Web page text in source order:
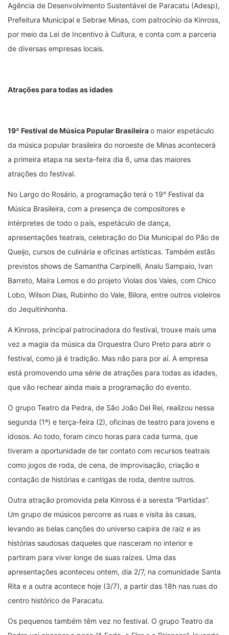
Agência de Desenvolvimento Sustentável de Paracatu (Adesp),
Prefeitura Municipal e Sebrae Minas, com patrocínio da Kinross,
por meio da Lei de Incentivo à Cultura, e conta com a parceria
de diversas empresas locais.
Atrações para todas as idades
19º Festival de Música Popular Brasileirao maior espetáculo
da música popular brasileira do noroeste de Minas acontecerá
a primeira etapa na sexta-feira dia 6, uma das maiores
atrações do festival.
No Largo do Rosário, a programação terá o 19° Festival da
Música Brasileira, com a presença de compositores e
intérpretes de todo o país, espetáculo de dança,
apresentações teatrais, celebração do Dia Municipal do Pão de
Queijo, cursos de culinária e oficinas artísticas. Também estão
previstos shows de Samantha Carpinelli, Analu Sampaio, Ivan
Barreto, Maíra Lemos e do projeto Violas dos Vales, com Chico
Lobo, Wilson Dias, Rubinho do Vale, Bilora, entre outros violeiros
do Jequitinhonha.
A Kinross, principal patrocinadora do festival, trouxe mais uma
vez a magia da música da Orquestra Ouro Preto para abrir o
festival, como já é tradição. Mas não para por aí. A empresa
está promovendo uma série de atrações para todas as idades,
que vão rechear ainda mais a programação do evento.
O grupo Teatro da Pedra, de São João Del Rei, realizou nessa
segunda (1º) e terça-feira (2), oficinas de teatro para jovens e
idosos. Ao todo, foram cinco horas para cada turma, que
tiveram a oportunidade de ter contato com recursos teatrais
como jogos de roda, de cena, de improvisação, criação e
contação de histórias e cantigas de roda, dentre outros.
Outra atração promovida pela Kinross é a seresta “Partidas”.
Um grupo de músicos percorre as ruas e visita às casas,
levando as belas canções do universo caipira de raiz e as
histórias saudosas daqueles que nasceram no interior e
partiram para viver longe de suas raízes. Uma das
apresentações aconteceu ontem, dia 2/7, na comunidade Santa
Rita e a outra acontece hoje (3/7), a partir das 18h nas ruas do
centro histórico de Paracatu.
Os pequenos também têm vez no festival. O grupo Teatro da